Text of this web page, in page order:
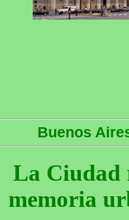
Buenos
La Ciudad
memoria